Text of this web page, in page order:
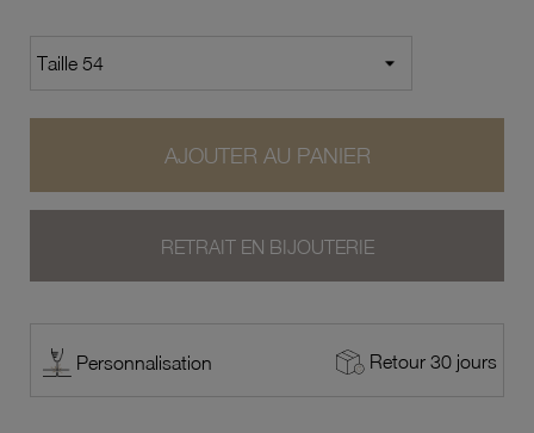
AJOUTER AU PANIER
RETRAIT EN BIJOUTERIE
Personnalisation Retour 30 jours